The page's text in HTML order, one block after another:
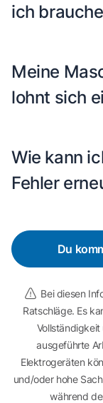
ich
Meine
lohnt sich
Wie kann
Fehler
Du
Bei diesen
Ratschläge. Es
ausgeführte
Elektrogeräten
und/oder hohe
während